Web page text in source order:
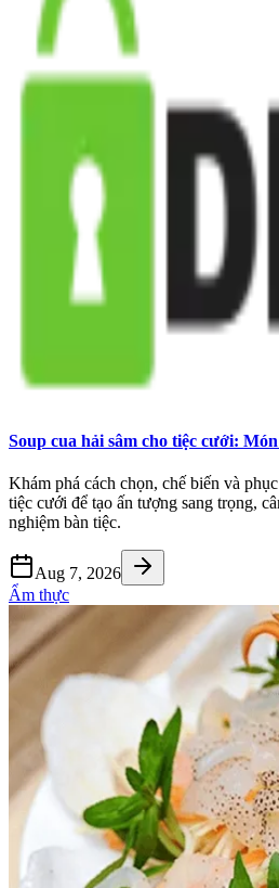
Soup cua hải sâm cho tiệc cưới:
Khám phá cách chọn, chế biến và
tiệc cưới để tạo ấn tượng sang trọng,
nghiệm bàn tiệc.
Aug 7, 2026
Ẩm thực